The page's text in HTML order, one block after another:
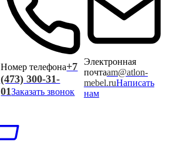
Номер телефона+7
(473) 300-31-
01Заказать звонок
Электронная
почтаam@atlon-
mebel.ruНаписать
нам